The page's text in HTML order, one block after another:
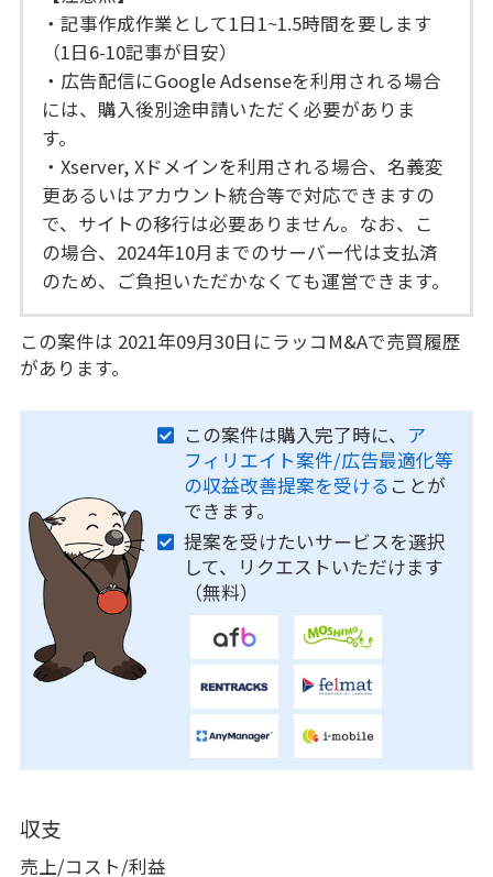
・記事作成作業として1日1~1.5時間を要します
（1日6-10記事が目安）
・広告配信にGoogle Adsenseを利用される場合
には、購入後別途申請いただく必要がありま
す。
・Xserver, Xドメインを利用される場合、名義変
更あるいはアカウント統合等で対応できますの
で、サイトの移行は必要ありません。なお、こ
の場合、2024年10月までのサーバー代は支払済
のため、ご負担いただかなくても運営できます。
この案件は 2021年09月30日にラッコM&Aで売買履歴
があります。
この案件は購入完了時に、 ア
フィリエイト案件/広告最適化等
の収益改善提案を受ける ことが
できます。
提案を受けたいサービスを選択
して、リクエストいただけます
（無料）
収支
売上/コスト/利益